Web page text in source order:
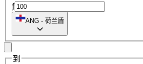
ƒ
ANG - 荷兰盾
到